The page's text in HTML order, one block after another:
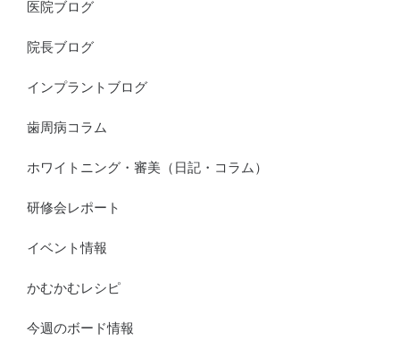
医院ブログ
院長ブログ
インプラントブログ
歯周病コラム
ホワイトニング・審美（日記・コラム）
研修会レポート
イベント情報
かむかむレシピ
今週のボード情報